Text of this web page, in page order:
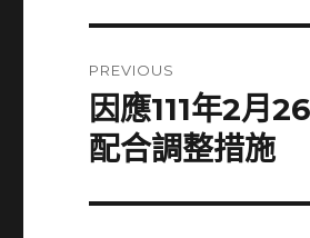
navigation
PREVIOUS
Previous
post:
因應111年2月
配合調整措施